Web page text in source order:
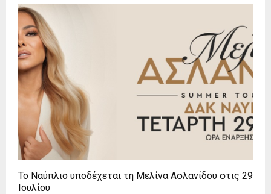
Το Ναύπλιο υποδέχεται τη Μελίνα Ασλανίδου στις 29
Ιουλίου